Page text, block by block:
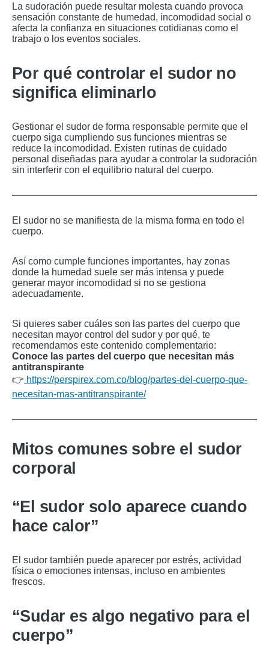
La sudoración puede resultar molesta cuando provoca
sensación constante de humedad, incomodidad social o
afecta la confianza en situaciones cotidianas como el
trabajo o los eventos sociales.
Por qué controlar el sudor no
significa eliminarlo
Gestionar el sudor de forma responsable permite que el
cuerpo siga cumpliendo sus funciones mientras se
reduce la incomodidad. Existen rutinas de cuidado
personal diseñadas para ayudar a controlar la sudoración
sin interferir con el equilibrio natural del cuerpo.
El sudor no se manifiesta de la misma forma en todo el
cuerpo.
Así como cumple funciones importantes, hay zonas
donde la humedad suele ser más intensa y puede
generar mayor incomodidad si no se gestiona
adecuadamente.
Si quieres saber cuáles son las partes del cuerpo que
necesitan mayor control del sudor y por qué, te
recomendamos este contenido complementario:
Conoce las partes del cuerpo que necesitan más
antitranspirante
👉 https://perspirex.com.co/blog/partes-del-cuerpo-que-
necesitan-mas-antitranspirante/
Mitos comunes sobre el sudor
corporal
“El sudor solo aparece cuando
hace calor”
El sudor también puede aparecer por estrés, actividad
física o emociones intensas, incluso en ambientes
frescos.
“Sudar es algo negativo para el
cuerpo”